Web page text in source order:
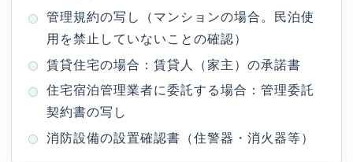
管理規約の写し（マンションの場合。民泊使
用を禁止していないことの確認）
賃貸住宅の場合：賃貸人（家主）の承諾書
住宅宿泊管理業者に委託する場合：管理委託
契約書の写し
消防設備の設置確認書（住警器・消火器等）